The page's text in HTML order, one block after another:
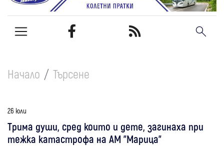
Начало Търсене
26 юли
Трима души, сред които и дете, загинаха при
тежка катастрофа на АМ "Марица"